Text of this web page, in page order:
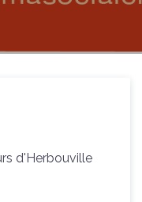
d'Herbouville